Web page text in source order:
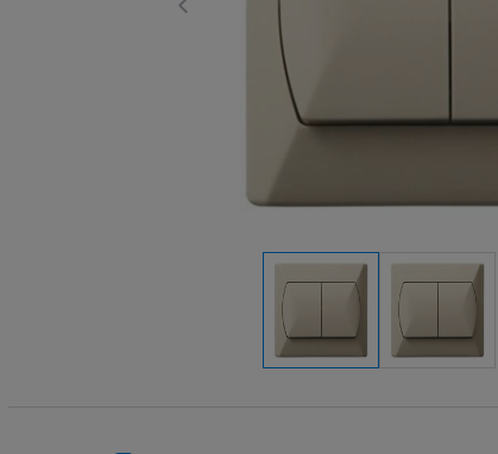
Stacje ładowania
Systemy bezpieczeństwa
Systemy HVAC
Technika grzewcza
Technika instalacyjna